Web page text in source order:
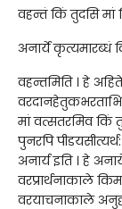
वहन्तं किं तुदसि मां
अनार्ये कृत्यमारब्धं
वहन्तमिति । हे
मां वत्सतरमिव किं
पुनरपि
अनार्य इति । हे
वरप्रार्थनाकाले
वरयाचनाकाले